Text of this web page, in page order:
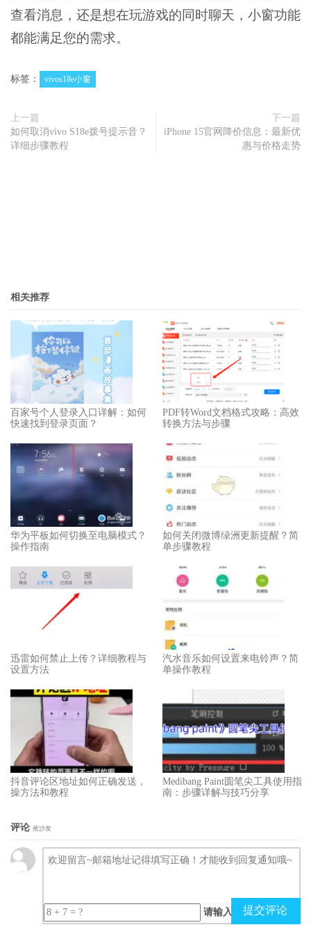
查看消息，还是想在玩游戏的同时聊天，小窗功能
都能满足您的需求。
标签： vivos18e小窗
上一篇
如何取消vivo S18e拨号提示音？
详细步骤教程
下一篇
iPhone 15官网降价信息：最新优
惠与价格走势
相关推荐
百家号个人登录入口详解：如何
快速找到登录页面？
PDF转Word文档格式攻略：高效
转换方法与步骤
华为平板如何切换至电脑模式？
操作指南
如何关闭微博绿洲更新提醒？简
单步骤教程
迅雷如何禁止上传？详细教程与
设置方法
汽水音乐如何设置来电铃声？简
单操作教程
抖音评论区地址如何正确发送，
操方法和教程
Medibang Paint圆笔尖工具使用指
南：步骤详解与技巧分享
评论 抢沙发
请输入（计算结果）
提交评论